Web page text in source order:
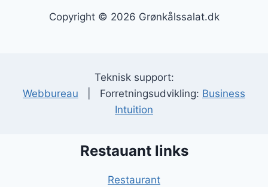
Copyright © 2026 Grønkålssalat.dk
Teknisk support:
Webbureau | Forretningsudvikling: Business
Intuition
Restauant links
Restaurant